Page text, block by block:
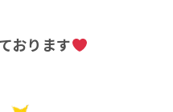
おります